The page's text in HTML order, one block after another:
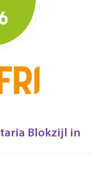
Blokzijl in